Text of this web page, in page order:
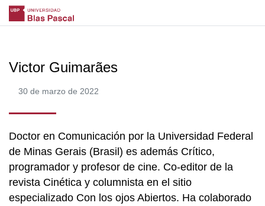
Victor Guimarães
30 de marzo de 2022
Doctor en Comunicación por la Universidad Federal
de Minas Gerais (Brasil) es además Crítico,
programador y profesor de cine. Co-editor de la
revista Cinética y columnista en el sitio
especializado Con los ojos Abiertos. Ha colaborado